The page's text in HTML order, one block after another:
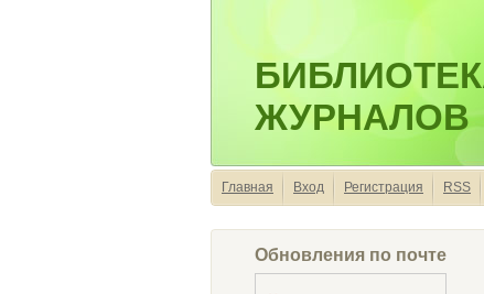
ЖУРНАЛОВ
Главная Вход Регистрация RSS
Обновления по почте